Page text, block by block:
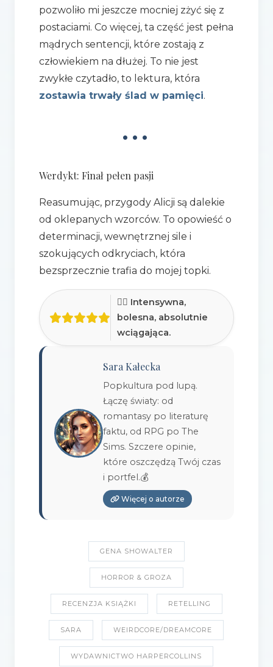
pozwoliło mi jeszcze mocniej zżyć się z
postaciami. Co więcej, ta część jest pełna
mądrych sentencji, które zostają z
człowiekiem na dłużej. To nie jest
zwykłe czytadło, to lektura, która
zostawia trwały ślad w pamięci.
•••
Werdykt: Finał pełen pasji
Reasumując, przygody Alicji są dalekie
od oklepanych wzorców. To opowieść o
determinacji, wewnętrznej sile i
szokujących odkryciach, która
bezsprzecznie trafia do mojej topki.
🧟‍♀️ Intensywna,
bolesna, absolutnie
wciągająca.
Sara Kałecka
Popkultura pod lupą.
Łączę światy: od
romantasy po literaturę
faktu, od RPG po The
Sims. Szczere opinie,
które oszczędzą Twój czas
i portfel.💰
Więcej o autorze
GENA SHOWALTER
HORROR & GROZA
RECENZJA KSIĄŻKI RETELLING
SARA WEIRDCORE/DREAMCORE
WYDAWNICTWO HARPERCOLLINS